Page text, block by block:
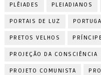
PLÊIADES PLEIADIANOS
PORTAIS DE LUZ
PRETOS VELHOS
PROJEÇÃO DA CONSCIÊNCIA
PROJETO COMUNISTA